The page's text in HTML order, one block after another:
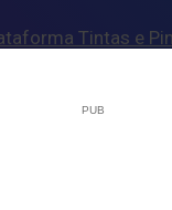
Tintas e